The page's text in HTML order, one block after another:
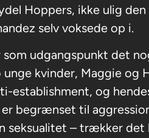
Hoppers, ikke ulig
selv voksede op i.
som udgangspunkt det
unge kvinder, Maggie og
establishment, og
begrænset til
seksualitet – trækker det